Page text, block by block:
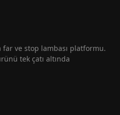
ve stop lambası platformu.
tek çatı altında